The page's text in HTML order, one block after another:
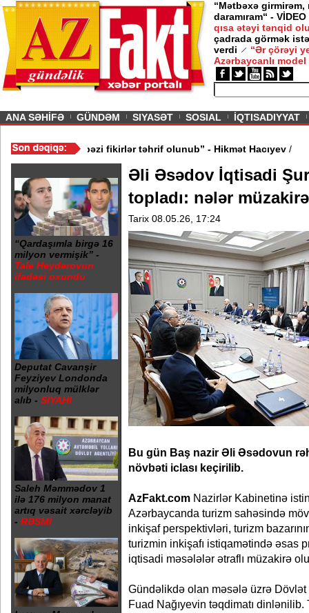
“Mətbəxə girmirəm,
daramıram“ - VİDEO
qısa ətəyi tənqid
çadrada görmək
verdi
“Ər çörəyi
Azərbaycanlı model
ANA SƏHİFƏ GÜNDƏM SIYASƏT SOSIAL İQTISADIYYAT
- VİDEO “Mənə aid bəzi fikirlər təhrif olunub” - Hikmət
“Qardaşımla birgə 16
milyon vermişik” -
Tale Heydərovun
ifadəsi oxundu
Deputat Cavanşir
Feyziyev Londonda
milyonluq mülklər
alıb - SİYAHI
Saleh Məmmədov 1
ilə 176 milyon manat
artıq vəsait xərcləyib
- RƏSMİ
Əli Əsədov İqtisadi
topladı: nələr
Tarix 08.05.26, 17:24
Bu gün Baş nazir Əli Əsədovun
növbəti iclası keçirilib.
AzFakt.com Nazirlər Kabinetinə
Azərbaycanda turizm sahəsində
inkişaf perspektivləri, turizm
turizmin inkişafı istiqamətində əsas
iqtisadi məsələlər ətraflı müzakirə
Gündəlikdə olan məsələ üzrə
Fuad Nağıyevin təqdimatı